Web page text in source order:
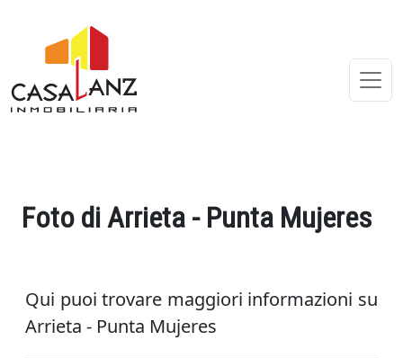
Foto di Arrieta - Punta Mujeres
Qui puoi trovare maggiori informazioni su
Arrieta - Punta Mujeres